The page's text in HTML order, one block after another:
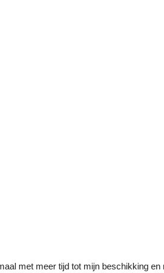
met meer tijd tot mijn beschikking